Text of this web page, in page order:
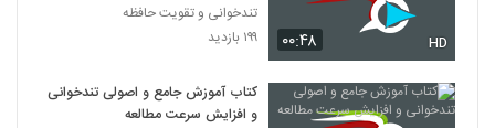
42
027042 - تندخوانی سری چهارم
۰۰:۴۸ HD
تندخوانی و تقویت حافظه
۱۹۹ بازدید
کتاب آموزش جامع و اصولی تندخوانی
و افزایش سرعت مطالعه